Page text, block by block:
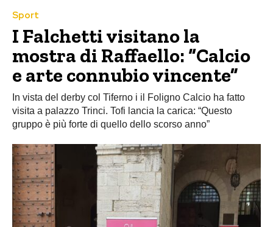
Sport
I Falchetti visitano la
mostra di Raffaello: “Calcio
e arte connubio vincente”
In vista del derby col Tiferno i il Foligno Calcio ha fatto
visita a palazzo Trinci. Tofi lancia la carica: “Questo
gruppo è più forte di quello dello scorso anno”